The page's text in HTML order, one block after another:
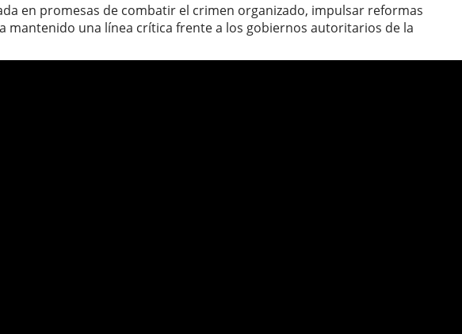
en promesas de combatir el crimen organizado, impulsar reformas
mantenido una línea crítica frente a los gobiernos autoritarios de la